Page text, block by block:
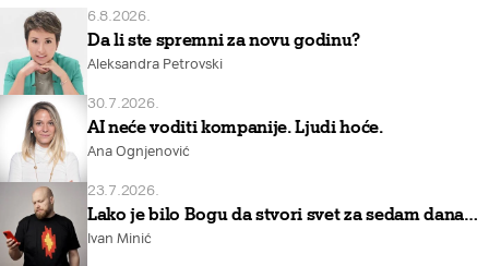
6.8.2026.
Da li ste spremni za novu godinu?
Aleksandra Petrovski
30.7.2026.
AI neće voditi kompanije. Ljudi hoće.
Ana Ognjenović
23.7.2026.
Lako je bilo Bogu da stvori svet za sedam dana…
Ivan Minić